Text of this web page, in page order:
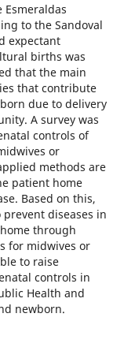
to the Sandoval
expectant
births was
that the main
that contribute
due to delivery
A survey was
controls of
or
methods are
patient home
Based on this,
diseases in
through
for midwives or
to raise
controls in
Health and
newborn.